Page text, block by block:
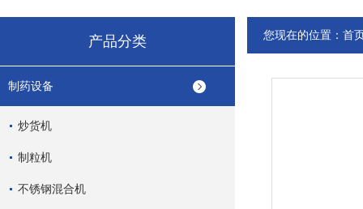
产品分类
制药设备
炒货机
制粒机
不锈钢混合机
您现在的位置： 首